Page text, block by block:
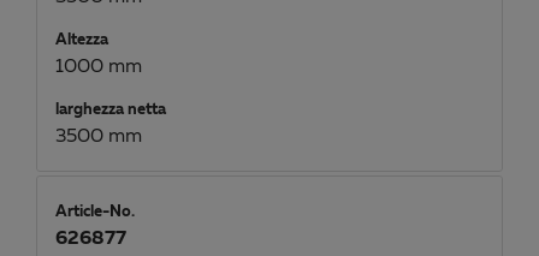
Altezza
1000 mm
larghezza netta
3500 mm
Article-No.
626877